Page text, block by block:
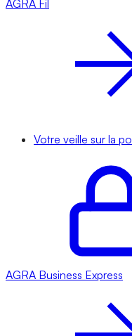
AGRA Fil
Votre veille sur la
AGRA Business Express